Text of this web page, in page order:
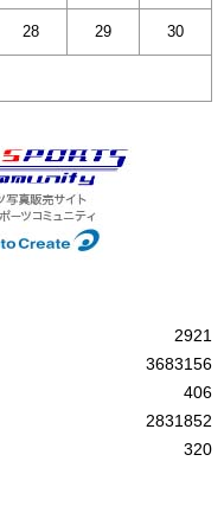
28 29 30
2921
3683156
406
2831852
320